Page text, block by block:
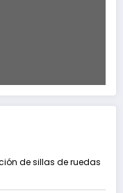
de sillas de ruedas